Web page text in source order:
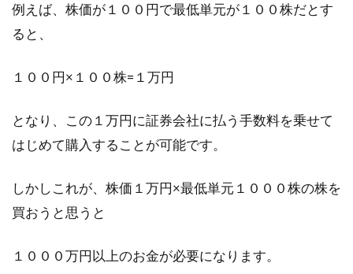
例えば、株価が１００円で最低単元が１００株だとす
ると、
１００円×１００株=１万円
となり、この１万円に証券会社に払う手数料を乗せて
はじめて購入することが可能です。
しかしこれが、株価１万円×最低単元１０００株の株を
買おうと思うと
１０００万円以上のお金が必要になります。